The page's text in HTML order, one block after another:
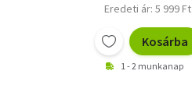
Eredeti ár: 5 999 Ft
Kosárba
1 - 2 munkanap